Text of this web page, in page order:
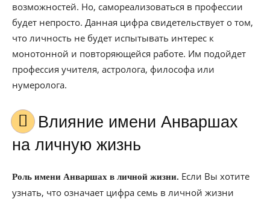
возможностей. Но, самореализоваться в профессии
будет непросто. Данная цифра свидетельствует о том,
что личность не будет испытывать интерес к
монотонной и повторяющейся работе. Им подойдет
профессия учителя, астролога, философа или
нумеролога.
Влияние имени Анваршах
на личную жизнь
Роль имени Анваршах в личной жизни. Если Вы хотите
узнать, что означает цифра семь в личной жизни